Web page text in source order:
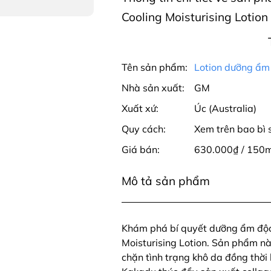
Cooling Moisturising
Tên sản phẩm:
Lotion dưỡng
Nhà sản xuất:
GM
Xuất xứ:
Úc (Australia)
Quy cách:
Xem trên bao bì
Giá bán:
630.000₫ /
Mô tả sản phẩm
Khám phá bí quyết dưỡng ẩm
Moisturising Lotion. Sản phẩm
chặn tình trạng khô da đồng